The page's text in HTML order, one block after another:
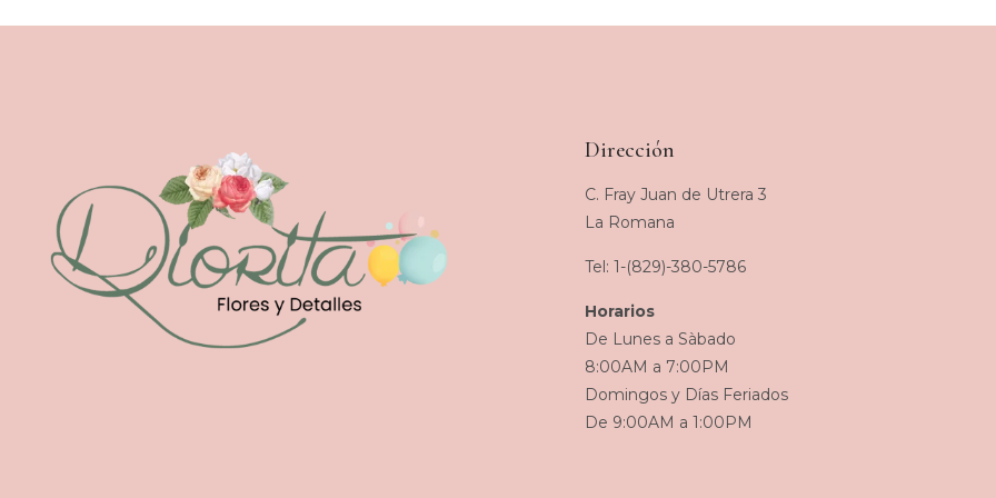
Dirección
C. Fray Juan de Utrera 3
La Romana
Tel: 1-(829)-380-5786
Horarios
De Lunes a Sàbado
8:00AM a 7:00PM
Domingos y Días Feriados
De 9:00AM a 1:00PM